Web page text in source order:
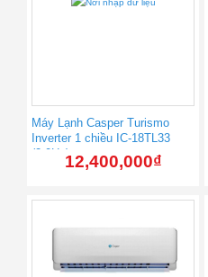
Máy Lạnh Casper Turismo
Inverter 1 chiều IC-18TL33
(2.0Hp)12,400,000₫